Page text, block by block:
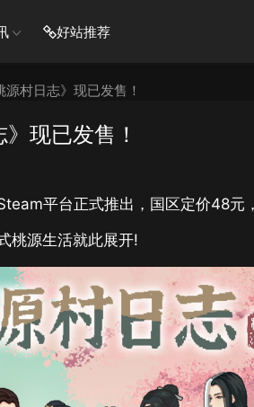
好站推荐
村日志》现已发售！
现已发售！
平台正式推出，国区定价48元
桃源生活就此展开!